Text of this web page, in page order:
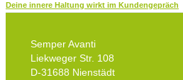
Deine innere Haltung wirkt im Kundengepräch
Semper Avanti
Liekweger Str. 108
D-31688 Nienstädt